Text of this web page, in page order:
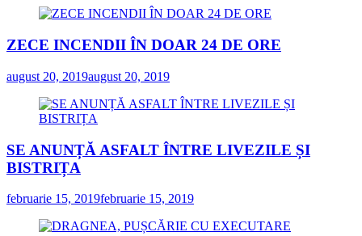
ZECE INCENDII ÎN DOAR 24 DE ORE
august 20, 2019august 20, 2019
SE ANUNȚĂ ASFALT ÎNTRE LIVEZILE ȘI
BISTRIȚA
februarie 15, 2019februarie 15, 2019